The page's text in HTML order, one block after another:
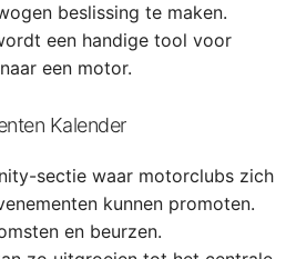
beslissing te maken.
een handige tool voor
een motor.
Kalender
sectie waar motorclubs zich
kunnen promoten.
en beurzen.